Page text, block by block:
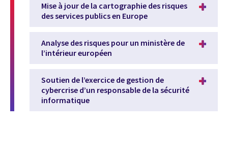
Mise à jour de la cartographie des risques
des services publics en Europe
Analyse des risques pour un ministère de
l’intérieur européen
Soutien de l’exercice de gestion de
cybercrise d’un responsable de la sécurité
informatique